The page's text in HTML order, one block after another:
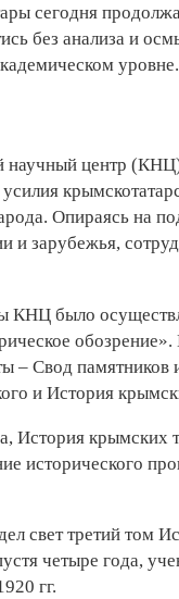
сегодня
без анализа и
уровне.
научный центр
Опираясь на
и зарубежья,
КНЦ было
обозрение».
Свод памятников
и История
История крымских
исторического
свет третий том
четыре года,
гг.